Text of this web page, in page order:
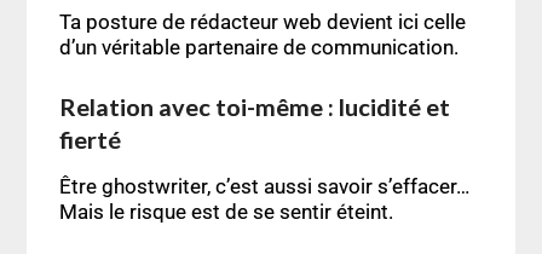
Ta posture de rédacteur web devient ici celle
d’un véritable partenaire de communication.
Relation avec toi-même : lucidité et
fierté
Être ghostwriter, c’est aussi savoir s’effacer…
Mais le risque est de se sentir éteint.